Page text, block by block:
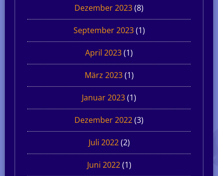
Dezember 2023(8)
September 2023(1)
April 2023(1)
März 2023(1)
Januar 2023(1)
Dezember 2022(3)
Juli 2022(2)
Juni 2022(1)